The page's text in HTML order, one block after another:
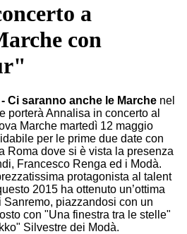
a
con
Ci saranno anche le Marche nel
porterà Annalisa in concerto al
Marche martedì 12 maggio
per le prime due date con
Roma dove si è vista la presenza
Francesco Renga ed i Modà.
protagonista al talent
2015 ha ottenuto un’ottima
piazzandosi con un
con "Una finestra tra le stelle"
Silvestre dei Modà.